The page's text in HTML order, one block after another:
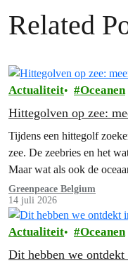
Related
Actualiteit Oceanen
Hittegolven op zee:
Tijdens een hittegolf
zee. De zeebries en het
Maar wat als ook de
Greenpeace Belgium
14 juli 2026
Actualiteit Oceanen
Dit hebben we